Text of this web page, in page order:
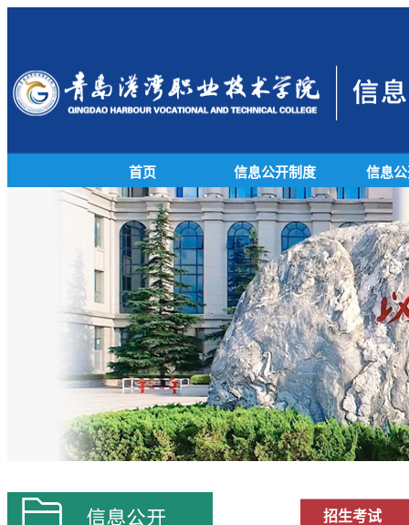
首页 信息公开制度 信息
招生考试